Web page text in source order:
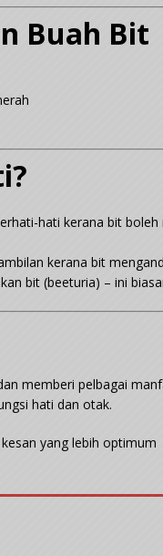
Buah Bit
hati kerana bit
kerana bit
bit (beeturia) – ini
memberi pelbagai
hati dan otak.
yang lebih optimum